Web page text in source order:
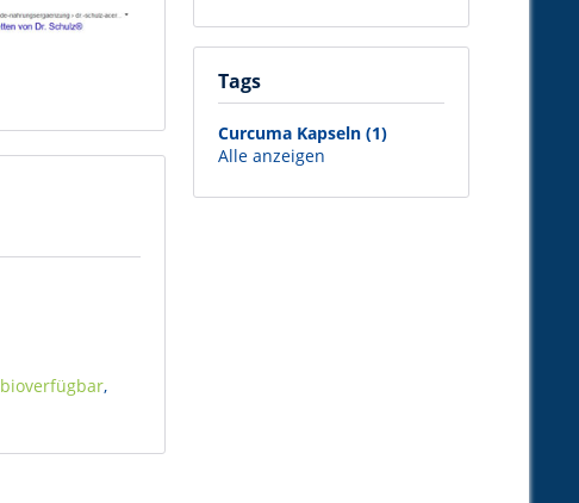
Tags
Curcuma Kapseln (1)
Alle anzeigen
bioverfügbar,